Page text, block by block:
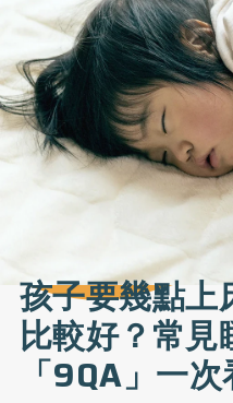
孩子要幾點上
比較好？常見
「9QA」一